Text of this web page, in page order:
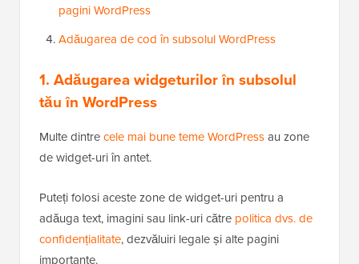
pagini WordPress
Adăugarea de cod în subsolul WordPress
1. Adăugarea widgeturilor în subsolul
tău în WordPress
Multe dintrecele mai bune teme WordPressau zone
de widget-uri în antet.
Puteți folosi aceste zone de widget-uri pentru a
adăuga text, imagini sau link-uri către politica dvs. de
confidențialitate, dezvăluiri legale și alte pagini
importante.